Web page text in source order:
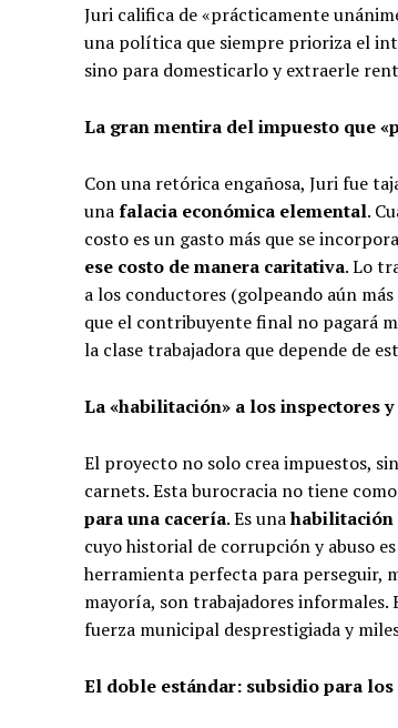
Juri califica de «prácticamente
una política que siempre prioriza el
sino para domesticarlo y extraerle
La gran mentira del impuesto que
Con una retórica engañosa, Juri fue
unafalacia económica elemental.
costo es un gasto más que se
ese costo de manera caritativa. Lo
a los conductores (golpeando aún más
que el contribuyente final no pagará
la clase trabajadora que depende de
La «habilitación» a los inspectores
El proyecto no solo crea impuestos,
carnets. Esta burocracia no tiene
para una cacería. Es unahabilitación
cuyo historial de corrupción y abuso
herramienta perfecta para perseguir,
mayoría, son trabajadores
fuerza municipal desprestigiada y
El doble estándar: subsidio para